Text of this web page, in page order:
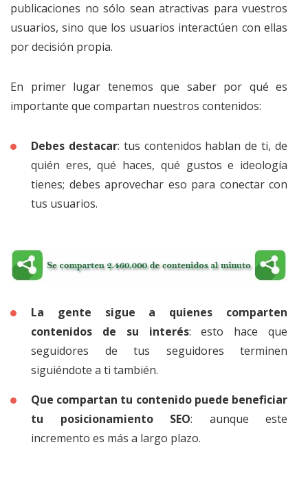
publicaciones no sólo sean atractivas para vuestros
usuarios, sino que los usuarios interactúen con ellas
por decisión propia.
En primer lugar tenemos que saber por qué es
importante que compartan nuestros contenidos:
Debes destacar: tus contenidos hablan de ti, de
quién eres, qué haces, qué gustos e ideología
tienes; debes aprovechar eso para conectar con
tus usuarios.
La gente sigue a quienes comparten
contenidos de su interés: esto hace que
seguidores de tus seguidores terminen
siguiéndote a ti también.
Que compartan tu contenido puede beneficiar
tu posicionamiento SEO: aunque este
incremento es más a largo plazo.